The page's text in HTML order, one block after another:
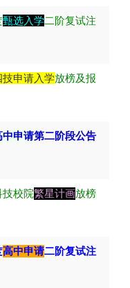
甄选入学二阶复试注
技申请入学放榜及报
中申请第二阶段公告
技校院繁星计画放榜
高中申请二阶复试注